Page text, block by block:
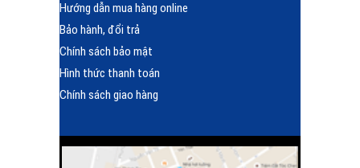
Hướng dẫn mua hàng online
Bảo hành, đổi trả
Chính sách bảo mật
Hình thức thanh toán
Chính sách giao hàng